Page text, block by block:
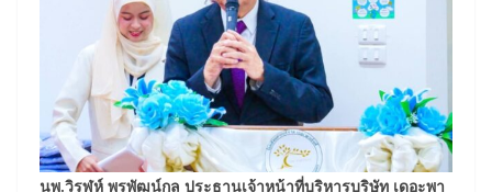
นพ.วิรุฬห์ พรพัฒน์กุล ประธานเจ้าหน้าที่บริหารบริษัท เดอะพา